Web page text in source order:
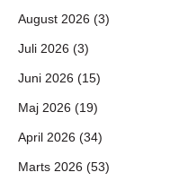
August 2026 (3)
Juli 2026 (3)
Juni 2026 (15)
Maj 2026 (19)
April 2026 (34)
Marts 2026 (53)